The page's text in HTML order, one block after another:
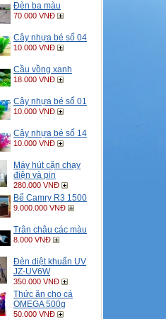
Đèn ba màu
70.000 VNĐ
Cây nhựa bé số 04
10.000 VNĐ
Cầu vồng xanh
18.000 VNĐ
Cây nhựa bé số 01
10.000 VNĐ
Cây nhựa bé số 14
10.000 VNĐ
Máy hút cặn chạy
điện và pin
280.000 VNĐ
Bể Camry R3 1500
9.000.000 VNĐ
Trân châu các màu
8.000 VNĐ
Đèn diệt khuẩn UV
JZ-UV6W
350.000 VNĐ
Thức ăn cho cá
OMEGA 500g
50.000 VNĐ